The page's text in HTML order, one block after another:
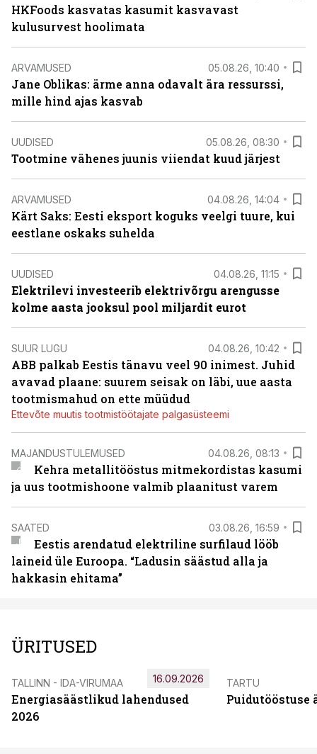
HKFoods kasvatas kasumit kasvavast
kulusurvest hoolimata
ARVAMUSED 05.08.26, 10:40
Jane Oblikas: ärme anna odavalt ära ressurssi,
mille hind ajas kasvab
UUDISED 05.08.26, 08:30
Tootmine vähenes juunis viiendat kuud järjest
ARVAMUSED 04.08.26, 14:04
Kärt Saks: Eesti eksport koguks veelgi tuure, kui
eestlane oskaks suhelda
UUDISED 04.08.26, 11:15
Elektrilevi investeerib elektrivõrgu arengusse
kolme aasta jooksul pool miljardit eurot
SUUR LUGU 04.08.26, 10:42
ABB palkab Eestis tänavu veel 90 inimest. Juhid
avavad plaane: suurem seisak on läbi, uue aasta
tootmismahud on ette müüdud
Ettevõte muutis tootmistöötajate palgasüsteemi
MAJANDUSTULEMUSED 04.08.26, 08:13
Kehra metallitööstus mitmekordistas kasumi
ja uus tootmishoone valmib plaanitust varem
SAATED 03.08.26, 16:59
Eestis arendatud elektriline surfilaud lööb
laineid üle Euroopa. “Ladusin säästud alla ja
hakkasin ehitama”
ÜRITUSED
TALLINN - IDA-VIRUMAA
Energiasäästlikud lahendused
2026
16.09.2026 TARTU
Puidutööstuse